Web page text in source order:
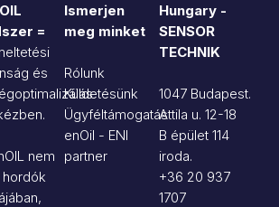
=
és
nem
Ismerjen
meg minket
Rólunk
Küldetésünk
Ügyféltámogatás
enOil - ENI
partner
Hungary -
SENSOR
TECHNIK
1047 Budapest.
Attila u. 12-18
B épület 114
iroda.
+36 20 937
1707